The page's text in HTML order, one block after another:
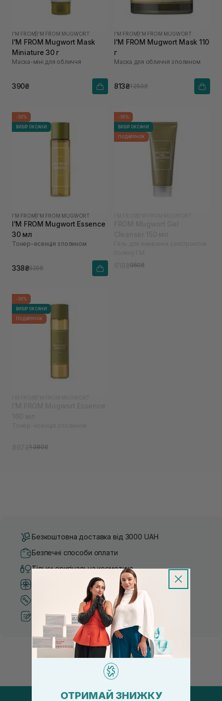
I'M FROM I'M FROM MUGWORT
I'M FROM Mugwort Mask
Miniature 30 г
Маска-міні для обличчя
390₴
I'M FROM I'M FROM MUGWORT
I'M FROM Mugwort Mask 110
г
Маска для обличчя з полином
813₴1 250₴
-35%
ВИБІР ОКСАНИ
I'M FROM I'M FROM MUGWORT
I'M FROM Mugwort Essence
30 мл
Тонер-есенція з полином
338₴520₴
-35%
ВИБІР ОКСАНИ
ПОДАРУНОК
950₴
-35%
ВИБІР ОКСАНИ
ПОДАРУНОК
1 380₴
Безкоштовна доставка від 3000 UAH
Безпечні способи оплати
Тільки оригінальна косметика
Система бонусів та лояльності
Кращі ціни та топ товари
Рекомендації від косметологів
ОТРИМАЙ ЗНИЖКУ